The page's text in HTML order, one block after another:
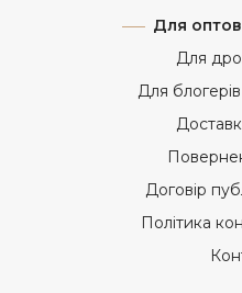
Для
Для
Для
Договір
Політика